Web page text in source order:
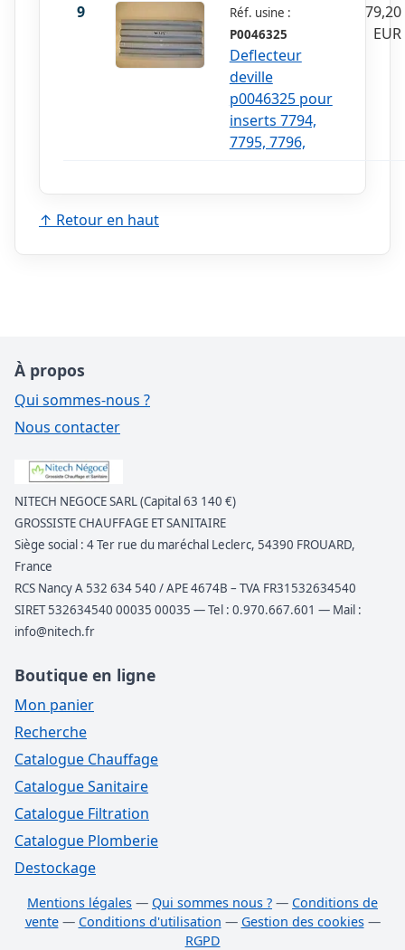
9
Réf. usine :
P0046325
Deflecteur
deville
p0046325 pour
inserts 7794,
7795, 7796,
79,20
EUR
↑ Retour en haut
À propos
Qui sommes-nous ?
Nous contacter
NITECH NEGOCE SARL (Capital 63 140 €)
GROSSISTE CHAUFFAGE ET SANITAIRE
Siège social : 4 Ter rue du maréchal Leclerc, 54390 FROUARD,
France
RCS Nancy A 532 634 540 / APE 4674B – TVA FR31532634540
SIRET 532634540 00035 00035 — Tel : 0.970.667.601 — Mail :
info@nitech.fr
Boutique en ligne
Mon panier
Recherche
Catalogue Chauffage
Catalogue Sanitaire
Catalogue Filtration
Catalogue Plomberie
Destockage
Mentions légales — Qui sommes nous ? — Conditions de
vente— Conditions d'utilisation — Gestion des cookies—
RGPD